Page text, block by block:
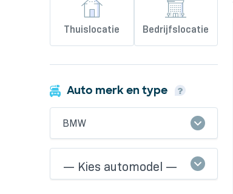
Thuislocatie Bedrijfslocatie
Auto merk en type
BMW